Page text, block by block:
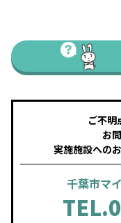
ご不明
お
実施施設への
千葉市マ